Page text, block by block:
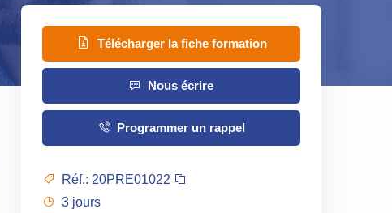
Télécharger la fiche formation
Nous écrire
Programmer un rappel
Réf.: 20PRE01022
3 jours